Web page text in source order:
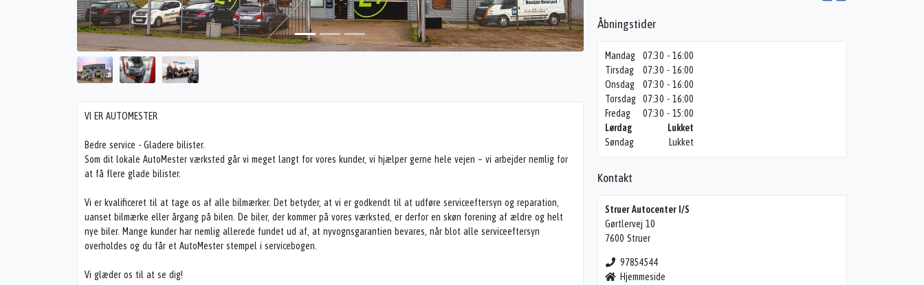
Åbningstider
Mandag
Tirsdag
Onsdag
Torsdag
Fredag
Lørdag
Søndag
07:30 - 16:00
07:30 - 16:00
07:30 - 16:00
07:30 - 16:00
07:30 - 15:00
Lukket
Lukket
Kontakt
Struer Autocenter I/S
Gørtlervej 10
7600 Struer
97854544
Hjemmeside
VI ER AUTOMESTER
Bedre service - Gladere bilister.
Som dit lokale AutoMester værksted går vi meget langt for vores kunder, vi hjælper gerne hele vejen – vi arbejder nemlig for
at få flere glade bilister.
Vi er kvalificeret til at tage os af alle bilmærker. Det betyder, at vi er godkendt til at udføre serviceeftersyn og reparation,
uanset bilmærke eller årgang på bilen. De biler, der kommer på vores værksted, er derfor en skøn forening af ældre og helt
nye biler. Mange kunder har nemlig allerede fundet ud af, at nyvognsgarantien bevares, når blot alle serviceeftersyn
overholdes og du får et AutoMester stempel i servicebogen.
Vi glæder os til at se dig!